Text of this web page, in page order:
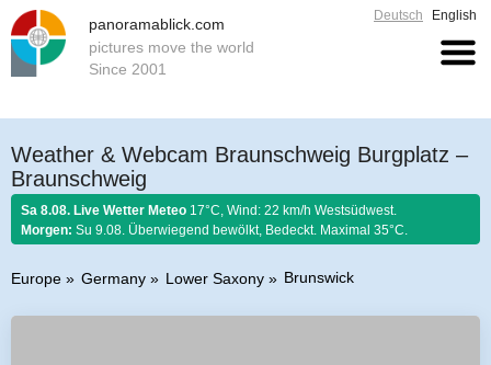
panoramablick.com
pictures move the world
Since 2001
Deutsch English
Weather & Webcam Braunschweig Burgplatz –
Braunschweig
Sa 8.08. Live Wetter Meteo 17°C, Wind: 22 km/h Westsüdwest.
Morgen: Su 9.08. Überwiegend bewölkt, Bedeckt. Maximal 35°C.
Europe Germany Lower Saxony Brunswick